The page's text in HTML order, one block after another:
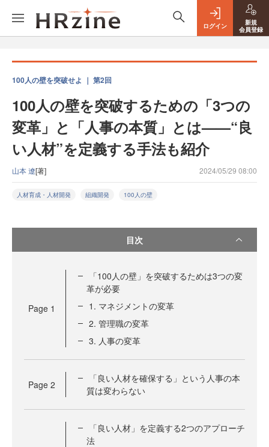
ログイン
新規
会員登録
100人の壁を突破せよ ｜ 第2回
100人の壁を突破するための「3つの
変革」と「人事の本質」とは——“良
い人材”を定義する手法も紹介
山本 遼[著] 2024/05/29 08:00
人材育成・人材開発 組織開発 100人の壁
目次
Page 1
「100人の壁」を突破するためは3つの変
革が必要
1. マネジメントの変革
2. 管理職の変革
3. 人事の変革
Page 2
「良い人材を確保する」という人事の本
質は変わらない
「良い人材」を定義する2つのアプローチ
法